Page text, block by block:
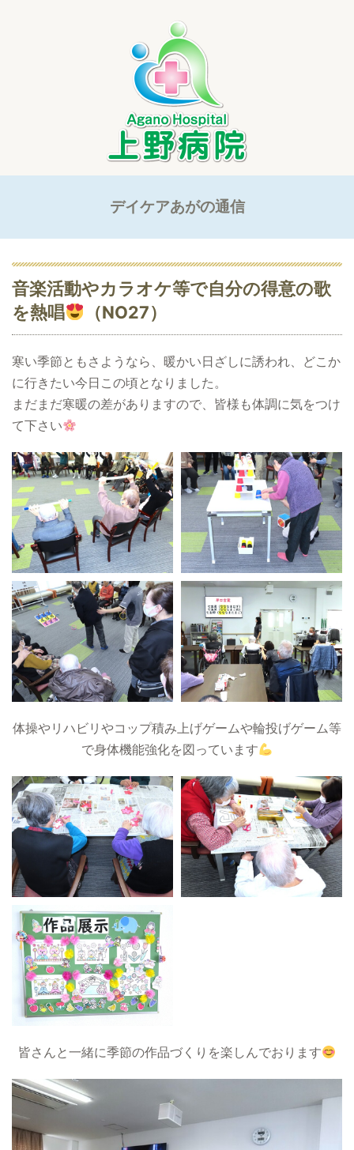
デイケアあがの通信
音楽活動やカラオケ等で自分の得意の歌
を熱唱
（NO27）
寒い季節ともさようなら、暖かい日ざしに誘われ、どこか
に行きたい今日この頃となりました。
まだまだ寒暖の差がありますので、皆様も体調に気をつけ
て下さい
体操やリハビリやコップ積み上げゲームや輪投げゲーム等
で身体機能強化を図っています
皆さんと一緒に季節の作品づくりを楽しんでおります